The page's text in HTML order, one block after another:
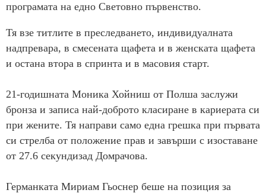
програмата на едно Световно първенство.
Тя взе титлите в преследването, индивидуалната
надпревара, в смесената щафета и в женската щафета
и остана втора в спринта и в масовия старт.
21-годишната Моника Хойниш от Полша заслужи
бронза и записа най-доброто класиране в кариерата си
при жените. Тя направи само една грешка при първата
си стрелба от положение прав и завърши с изоставане
от 27.6 секундизад Домрачова.
Германката Мириам Гьоснер беше на позиция за